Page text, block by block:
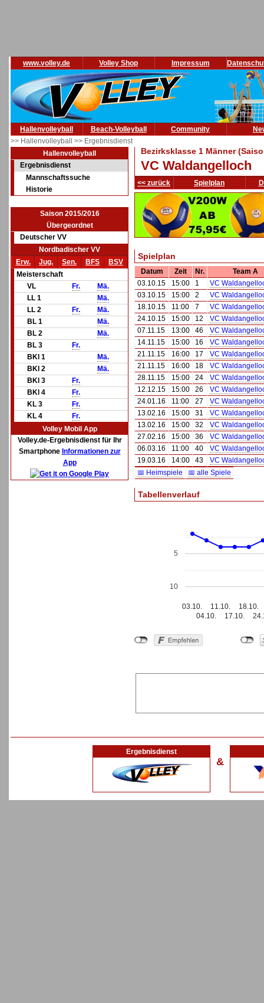
www.volley.de Volley Shop Impressum
Hallenvolleyball Beach-Volleyball Community
>> Hallenvolleyball >> Ergebnisdienst
Hallenvolleyball
Ergebnisdienst
Mannschaftssuche
Historie
Saison 2015/2016
Übergeordnet
Deutscher VV
Nordbadischer VV
Erw.
Jug. Sen. BFS
BSV
Meisterschaft
VL
Fr.
Mä.
LL 1
Mä.
LL 2
Fr.
Mä.
BL 1
Mä.
BL 2
Mä.
BL 3
Fr.
BKl 1
Mä.
BKl 2
Mä.
BKl 3
Fr.
BKl 4
Fr.
KL 3
Fr.
KL 4
Fr.
Volley Mobil App
Volley.de-Ergebnisdienst für Ihr
Smartphone Informationen zur
App
Bezirksklasse 1 Männer
VC Waldangelloch
<< zurück Spielplan
Spielplan
Datum Zeit Nr.
Team A
03.10.15
15:00 1
VC
03.10.15
15:00 2
VC
18.10.15
11:00 7
VC
24.10.15
15:00 12
VC
07.11.15
13:00 46
VC
14.11.15
15:00 16
VC
21.11.15
16:00 17
VC
21.11.15
16:00 18
VC
28.11.15
15:00 24
VC
12.12.15
15:00 26
VC
24.01.16
11:00 27
VC
13.02.16
15:00 31
VC
13.02.16
15:00 32
VC
27.02.16
15:00 36
VC
06.03.16
11:00 40
VC
19.03.16
14:00 43
VC
📅 Heimspiele
📅 alle Spiele
Tabellenverlauf
03.10.
04.10.
11.10.
17.10.
18.10.
5
10
Ergebnisdienst
&